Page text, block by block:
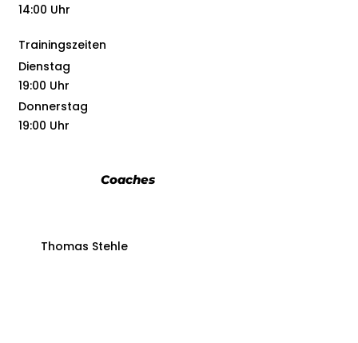
14:00 Uhr
Trainingszeiten
Dienstag
19:00 Uhr
Donnerstag
19:00 Uhr
Coaches
Thomas Stehle